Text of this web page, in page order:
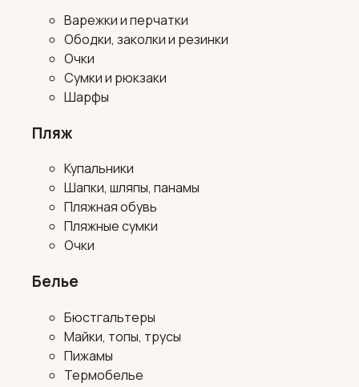
Варежки и перчатки
Ободки, заколки и резинки
Очки
Сумки и рюкзаки
Шарфы
Пляж
Купальники
Шапки, шляпы, панамы
Пляжная обувь
Пляжные сумки
Очки
Белье
Бюстгальтеры
Майки, топы, трусы
Пижамы
Термобелье